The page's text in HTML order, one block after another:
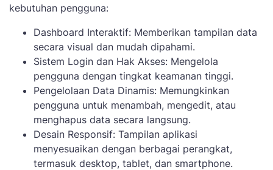
kebutuhan pengguna:
Dashboard Interaktif: Memberikan tampilan data
secara visual dan mudah dipahami.
Sistem Login dan Hak Akses: Mengelola
pengguna dengan tingkat keamanan tinggi.
Pengelolaan Data Dinamis: Memungkinkan
pengguna untuk menambah, mengedit, atau
menghapus data secara langsung.
Desain Responsif: Tampilan aplikasi
menyesuaikan dengan berbagai perangkat,
termasuk desktop, tablet, dan smartphone.